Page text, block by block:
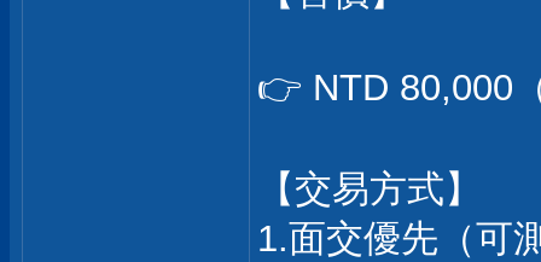
👉 NTD 80,000
【交易方式】
1.面交優先（可